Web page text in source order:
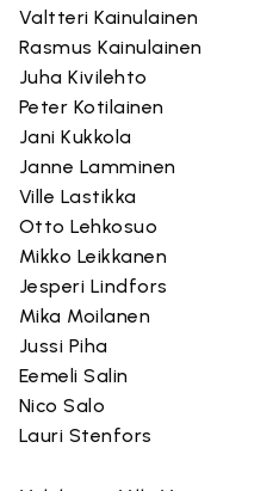
Valtteri Kainulainen
Rasmus Kainulainen
Juha Kivilehto
Peter Kotilainen
Jani Kukkola
Janne Lamminen
Ville Lastikka
Otto Lehkosuo
Mikko Leikkanen
Jesperi Lindfors
Mika Moilanen
Jussi Piha
Eemeli Salin
Nico Salo
Lauri Stenfors